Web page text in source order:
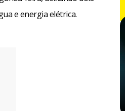
e energia elétrica.